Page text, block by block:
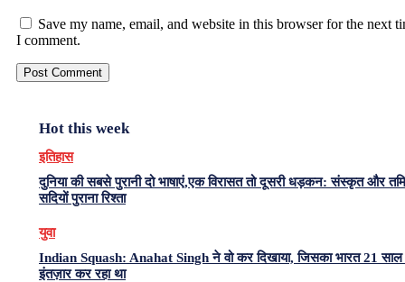
Save my name, email, and website in this browser for the next
I comment.
Hot this week
इतिहास
दुनिया की सबसे पुरानी दो भाषाएं,एक विरासत तो दूसरी धड़कन: संस्कृत और
सदियों पुराना रिश्ता
युवा
Indian Squash: Anahat Singh ने वो कर दिखाया, जिसका भारत 21
इंतज़ार कर रहा था